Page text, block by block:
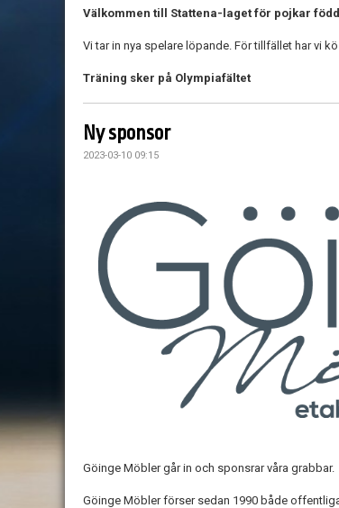
Välkommen till Stattena-laget för pojkar
Vi tar in nya spelare löpande. För tillfället har vi
Träning sker på Olympiafältet
Ny sponsor
2023-03-10 09:15
Göinge Möbler går in och sponsrar våra grabbar.
Göinge Möbler förser sedan 1990 både